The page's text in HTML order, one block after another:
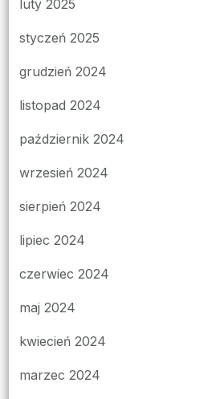
luty 2025
styczeń 2025
grudzień 2024
listopad 2024
październik 2024
wrzesień 2024
sierpień 2024
lipiec 2024
czerwiec 2024
maj 2024
kwiecień 2024
marzec 2024